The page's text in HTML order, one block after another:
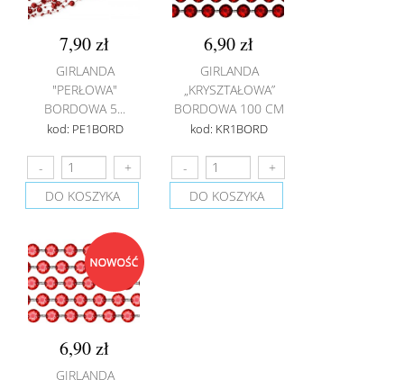
7,90 zł
GIRLANDA
"PERŁOWA"
BORDOWA 5...
kod: PE1BORD
DO KOSZYKA
6,90 zł
GIRLANDA
„KRYSZTAŁOWA”
BORDOWA 100 CM
kod: KR1BORD
DO KOSZYKA
6,90 zł
GIRLANDA